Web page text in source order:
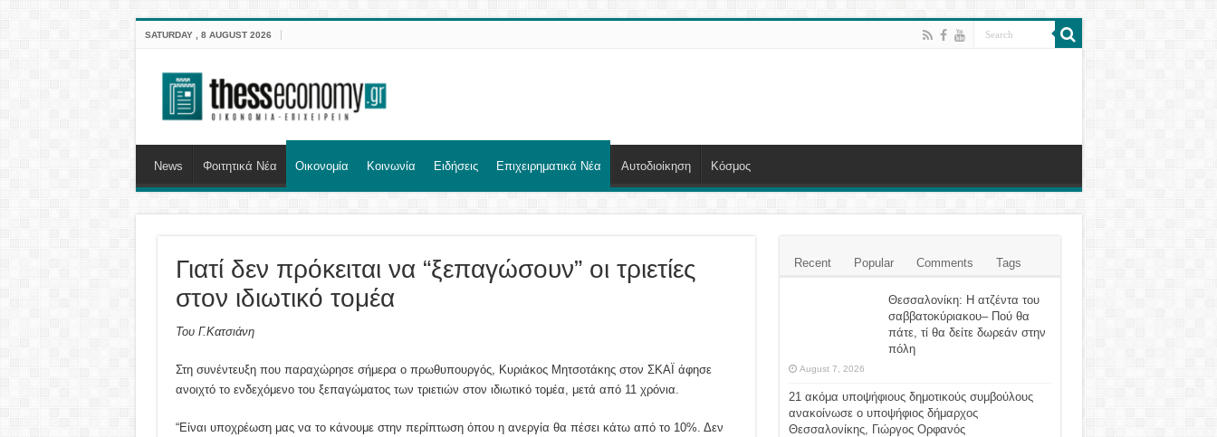
SATURDAY , 8 AUGUST 2026
News Φοιτητικά Νέα Οικονομία Κοινωνία Ειδήσεις Επιχειρηματικά Νέα Αυτοδιοίκηση Κόσμος
Γιατί δεν πρόκειται να “ξεπαγώσουν” οι τριετίες
στον ιδιωτικό τομέα
Του Γ.Κατσιάνη
Στη συνέντευξη που παραχώρησε σήμερα ο πρωθυπουργός, Κυριάκος Μητσοτάκης στον ΣΚΑΪ άφησε
ανοιχτό το ενδεχόμενο του ξεπαγώματος των τριετιών στον ιδιωτικό τομέα, μετά από 11 χρόνια.
“Είναι υποχρέωση μας να το κάνουμε στην περίπτωση όπου η ανεργία θα πέσει κάτω από το 10%. Δεν
Recent Popular Comments Tags
Θεσσαλονίκη: Η ατζέντα του
σαββατοκύριακου– Πού θα
πάτε, τί θα δείτε δωρεάν στην
πόλη
August 7, 2026
21 ακόμα υποψήφιους δημοτικούς συμβούλους
ανακοίνωσε ο υποψήφιος δήμαρχος
Θεσσαλονίκης, Γιώργος Ορφανός